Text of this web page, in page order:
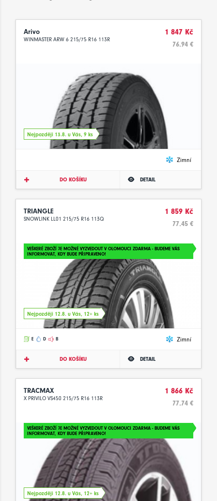
Arivo
WINMASTER ARW 6 215/75 R16 113R
1 847 Kč
76.94 €
Nejpozději 13.8. u Vás, 9 ks
Zimní
DO KOŠÍKU DETAIL
TRIANGLE
SNOWLINK LL01 215/75 R16 113Q
1 859 Kč
77.45 €
VEŠKERÉ ZBOŽÍ JE MOŽNÉ VYZVEDOUT V OLOMOUCI ZDARMA - BUDEME VÁS
INFORMOVAT, KDY BUDE PŘIPRAVENO!
Nejpozději 12.8. u Vás, 12+ ks
E D B Zimní
DO KOŠÍKU DETAIL
TRACMAX
X PRIVILO VS450 215/75 R16 113R
1 866 Kč
77.74 €
VEŠKERÉ ZBOŽÍ JE MOŽNÉ VYZVEDOUT V OLOMOUCI ZDARMA - BUDEME VÁS
INFORMOVAT, KDY BUDE PŘIPRAVENO!
Nejpozději 12.8. u Vás, 12+ ks